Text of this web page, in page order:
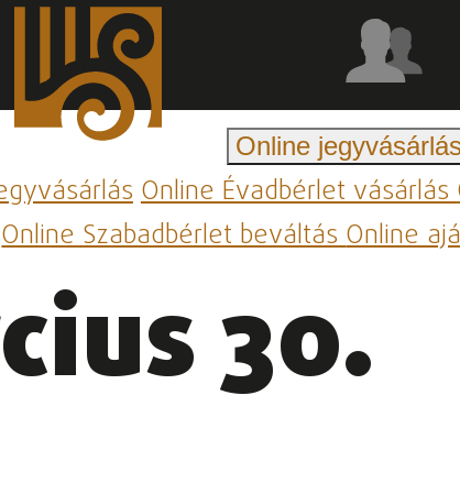
Online
Online Évadbérlet vásárlás
Online Szabadbérlet beváltásOnline
30.